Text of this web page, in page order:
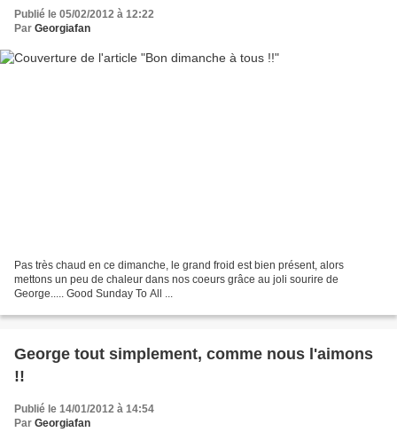
Publié le 05/02/2012 à 12:22
Par Georgiafan
Pas très chaud en ce dimanche, le grand froid est bien présent, alors
mettons un peu de chaleur dans nos coeurs grâce au joli sourire de
George..... Good Sunday To All ...
George tout simplement, comme nous l'aimons
!!
Publié le 14/01/2012 à 14:54
Par Georgiafan